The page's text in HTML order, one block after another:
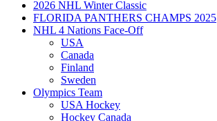
2026 NHL Winter Classic
FLORIDA PANTHERS CHAMPS 2025
NHL 4 Nations Face-Off
USA
Canada
Finland
Sweden
Olympics Team
USA Hockey
Hockey Canada